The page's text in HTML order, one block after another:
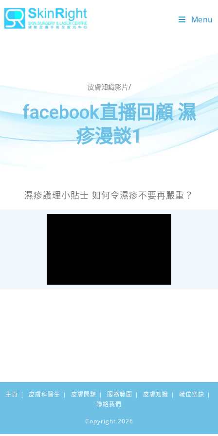
Menu
皮膚知識影片/
facebook直播回顧 濕
疹漫談1
濕疹護理小貼士 如何令濕疹不要再嚴重？
主頁 皮膚科醫生 皮膚問題 服務範圍 皮膚知識
職位空缺
聯絡我們
Copyright 2026